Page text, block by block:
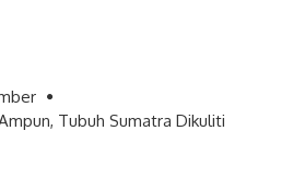
Tubuh Sumatra Dikuliti